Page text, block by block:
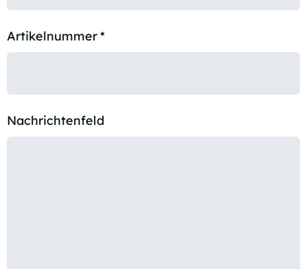
Artikelnummer*
Nachrichtenfeld